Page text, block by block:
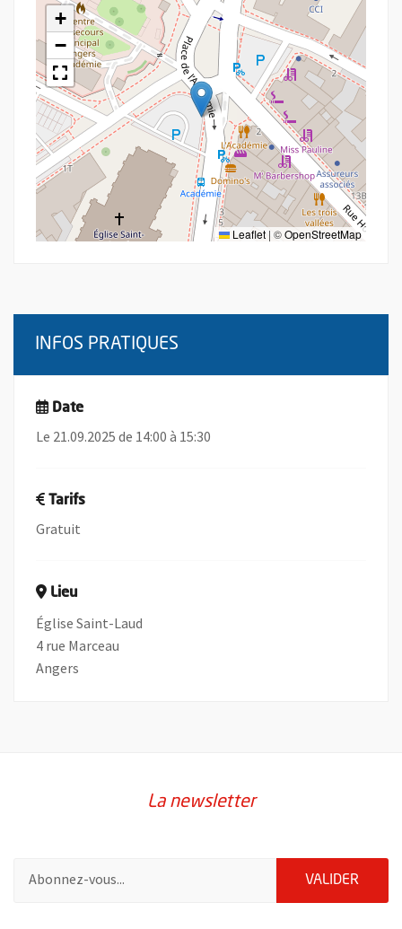
+
−
Leaflet | ©OpenStreetMap
INFOS PRATIQUES
Date
Le 21.09.2025 de 14:00 à 15:30
Tarifs
Gratuit
Lieu
Église Saint-Laud
4 rue Marceau
Angers
La newsletter
VALIDER